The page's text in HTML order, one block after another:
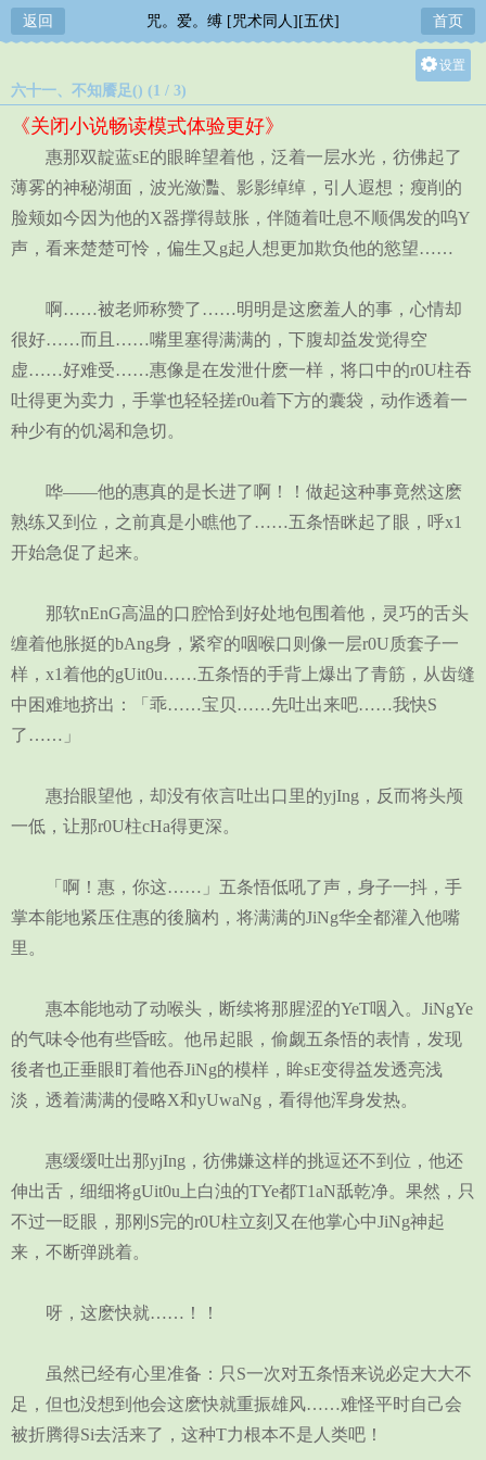
返回 咒。爱。缚 [咒术同人][五伏] 首页
设置
中
小
六十一、不知餍足() (1 / 3)
《关闭小说畅读模式体验更好》
惠那双靛蓝sE的眼眸望着他，泛着一层水光，彷佛起了
薄雾的神秘湖面，波光潋灩、影影绰绰，引人遐想；瘦削的
脸颊如今因为他的X器撑得鼓胀，伴随着吐息不顺偶发的呜Y
声，看来楚楚可怜，偏生又g起人想更加欺负他的慾望……
啊……被老师称赞了……明明是这麽羞人的事，心情却
很好……而且……嘴里塞得满满的，下腹却益发觉得空
虚……好难受……惠像是在发泄什麽一样，将口中的r0U柱吞
吐得更为卖力，手掌也轻轻搓r0u着下方的囊袋，动作透着一
种少有的饥渴和急切。
哗——他的惠真的是长进了啊！！做起这种事竟然这麽
熟练又到位，之前真是小瞧他了……五条悟眯起了眼，呼x1
开始急促了起来。
那软nEnG高温的口腔恰到好处地包围着他，灵巧的舌头
缠着他胀挺的bAng身，紧窄的咽喉口则像一层r0U质套子一
样，x1着他的gUit0u……五条悟的手背上爆出了青筋，从齿缝
中困难地挤出：「乖……宝贝……先吐出来吧……我快S
了……」
惠抬眼望他，却没有依言吐出口里的yjIng，反而将头颅
一低，让那r0U柱cHa得更深。
「啊！惠，你这……」五条悟低吼了声，身子一抖，手
掌本能地紧压住惠的後脑杓，将满满的JiNg华全都灌入他嘴
里。
惠本能地动了动喉头，断续将那腥涩的YeT咽入。JiNgYe
的气味令他有些昏眩。他吊起眼，偷觑五条悟的表情，发现
後者也正垂眼盯着他吞JiNg的模样，眸sE变得益发透亮浅
淡，透着满满的侵略X和yUwaNg，看得他浑身发热。
惠缓缓吐出那yjIng，彷佛嫌这样的挑逗还不到位，他还
伸出舌，细细将gUit0u上白浊的TYe都T1aN舐乾净。果然，只
不过一眨眼，那刚S完的r0U柱立刻又在他掌心中JiNg神起
来，不断弹跳着。
呀，这麽快就……！！
虽然已经有心里准备：只S一次对五条悟来说必定大大不
足，但也没想到他会这麽快就重振雄风……难怪平时自己会
被折腾得Si去活来了，这种T力根本不是人类吧！